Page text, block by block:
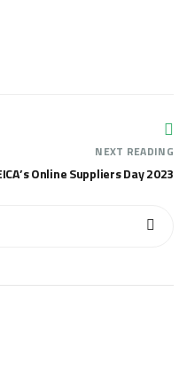
NEXT READING
Online Suppliers Day 2023